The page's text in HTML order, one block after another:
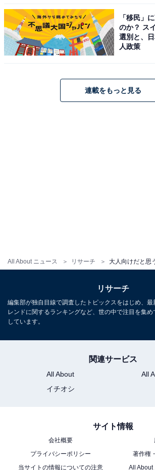
All About ニュース リサーチ
1 2
「移民」
のか？ ス
選別と、
人政策
連載をもっと見る
リサーチ
編集部が独自目線で調査したトピックスをはじめ、最
レンドに関するランキングなど、世の中で注目を集
しています。
関連サービス
All About
All
イチオシ
サイト情報
会社概要
プライバシーポリシー
著作権
当サイトの情報についての注意
All About